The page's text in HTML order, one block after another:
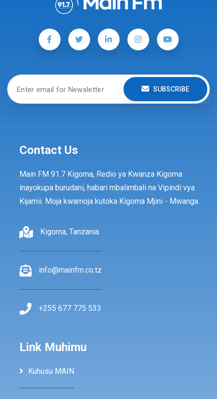
SUBSCRIBE
Contact Us
Main FM 91.7 Kigoma, Redio ya Kwanza Kigoma
inayokupa burudani, habari mbalimbali na Vipindi vya
Kijamii. Moja kwamoja kutoka Kigoma Mjini - Mwanga.
Kigoma, Tanzania.
info@mainfm.co.tz
+255 677 775 533
Link Muhimu
Kuhusu MAIN